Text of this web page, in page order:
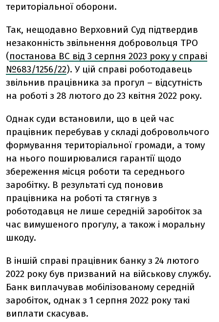
територіальної оборони.
Так, нещодавно Верховний Суд підтвердив
незаконність звільнення добровольця ТРО
(постанова ВС від 3 серпня 2023 року у справі
№683/1256/22). У цій справі роботодавець
звільнив працівника за прогул – відсутність
на роботі з 28 лютого до 23 квітня 2022 року.
Однак суди встановили, що в цей час
працівник перебував у складі добровольчого
формування територіальної громади, а тому
на нього поширювалися гарантії щодо
збереження місця роботи та середнього
заробітку. В результаті суд поновив
працівника на роботі та стягнув з
роботодавця не лише середній заробіток за
час вимушеного прогулу, а також і моральну
шкоду.
В іншій справі працівник банку з 24 лютого
2022 року був призваний на військову службу.
Банк виплачував мобілізованому середній
заробіток, однак з 1 серпня 2022 року такі
виплати скасував.